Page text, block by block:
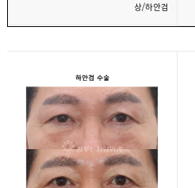
상/하안검